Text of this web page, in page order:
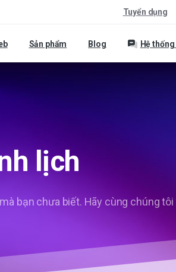
Tuyển dụng
Sản phẩm Blog Hệ thống
lịch
bạn chưa biết. Hãy cùng chúng